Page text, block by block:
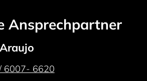
Ansprechpartner
6007- 6620